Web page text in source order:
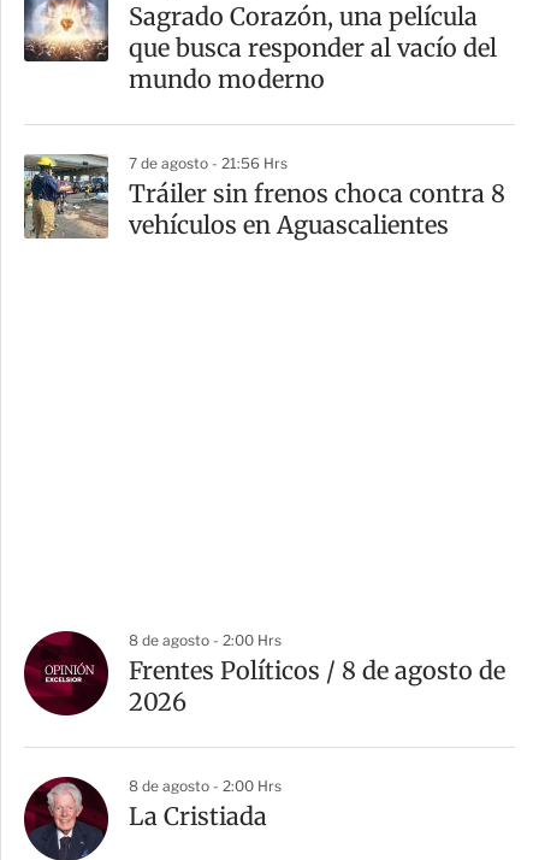
Sagrado Corazón, una película
que busca responder al vacío del
mundo moderno
7 de agosto - 21:56 Hrs
Tráiler sin frenos choca contra 8
vehículos en Aguascalientes
8 de agosto - 2:00 Hrs
Frentes Políticos / 8 de agosto de
2026
8 de agosto - 2:00 Hrs
La Cristiada